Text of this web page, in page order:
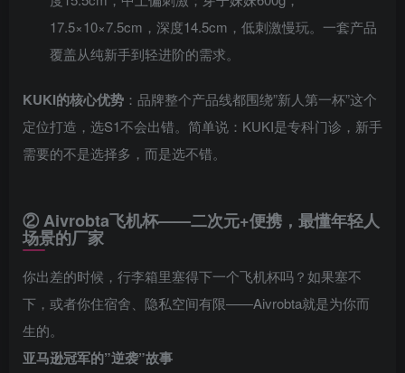
17.5×10×7.5cm，深度14.5cm，低刺激慢玩。一套产品
覆盖从纯新手到轻进阶的需求。
KUKI的核心优势 ：品牌整个产品线都围绕”新人第一杯”这个
定位打造，选S1不会出错。简单说：KUKI是专科门诊，新手
需要的不是选择多，而是选不错。
② Aivrobta飞机杯——二次元+便携，最懂年轻人
场景的厂家
你出差的时候，行李箱里塞得下一个飞机杯吗？如果塞不
下，或者你住宿舍、隐私空间有限——Aivrobta就是为你而
生的。
亚马逊冠军的”逆袭”故事